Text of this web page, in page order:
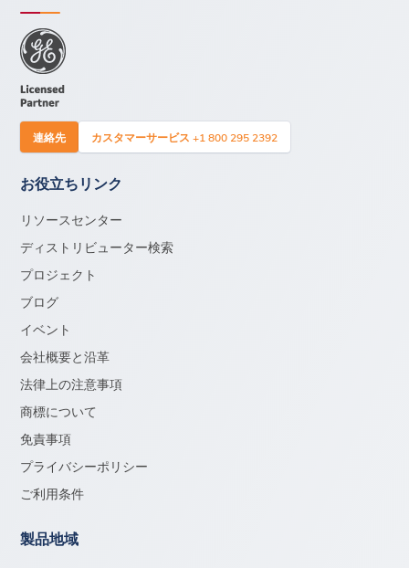
連絡先 カスタマーサービス +1 800 295 2392
お役立ちリンク
リソースセンター
ディストリビューター検索
プロジェクト
ブログ
イベント
会社概要と沿革
法律上の注意事項
商標について
免責事項
プライバシーポリシー
ご利用条件
製品地域